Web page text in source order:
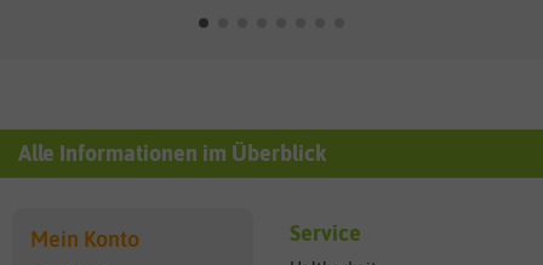
Alle Informationen im Überblick
Mein Konto Service